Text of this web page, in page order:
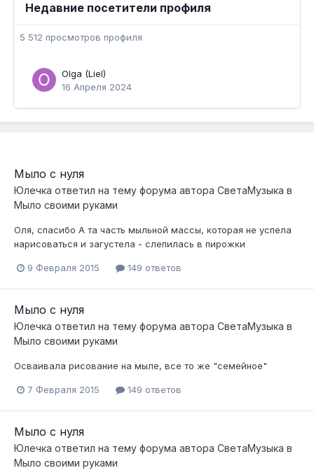
Недавние посетители профиля
5 512 просмотров профиля
Olga (Liel)
16 Апреля 2024
Мыло с нуля
Юлечка ответил на тему форума автора СветаМузыка в
Мыло своими руками
Оля, спасибо А та часть мыльной массы, которая не успела
нарисоваться и загустела - слепилась в пирожки
9 Февраля 2015 149 ответов
Мыло с нуля
Юлечка ответил на тему форума автора СветаМузыка в
Мыло своими руками
Осваивала рисование на мыле, все то же "семейное"
7 Февраля 2015 149 ответов
Мыло с нуля
Юлечка ответил на тему форума автора СветаМузыка в
Мыло своими руками